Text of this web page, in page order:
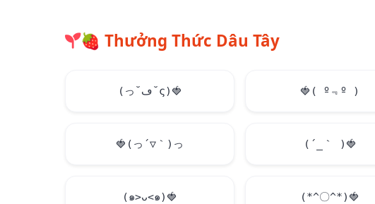
🍓 Thưởng Thức Dâu Tây
(っ˘ڡ˘ς) 🍓 🍓 ( º﹃º )
🍓 (っ´▽｀)っ (´_｀ ) 🍓
(๑>ᴗ<๑) 🍓 (*^〇^*) 🍓